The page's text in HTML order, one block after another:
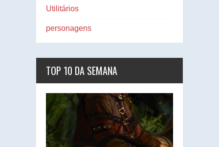
Utilitários
personagens
TOP 10 DA SEMANA